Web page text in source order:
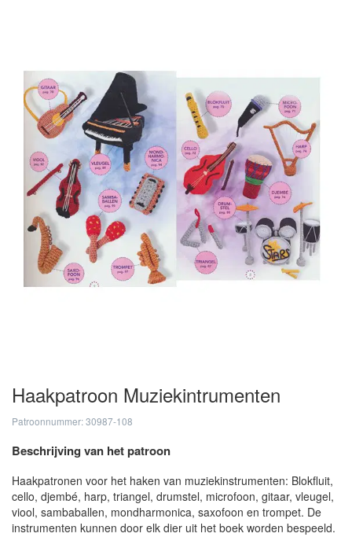
Haakpatroon Muziekintrumenten
Patroonnummer: 30987-108
Beschrijving van het patroon
Haakpatronen voor het haken van muziekinstrumenten: Blokfluit,
cello, djembé, harp, triangel, drumstel, microfoon, gitaar, vleugel,
viool, sambaballen, mondharmonica, saxofoon en trompet. De
instrumenten kunnen door elk dier uit het boek worden bespeeld.